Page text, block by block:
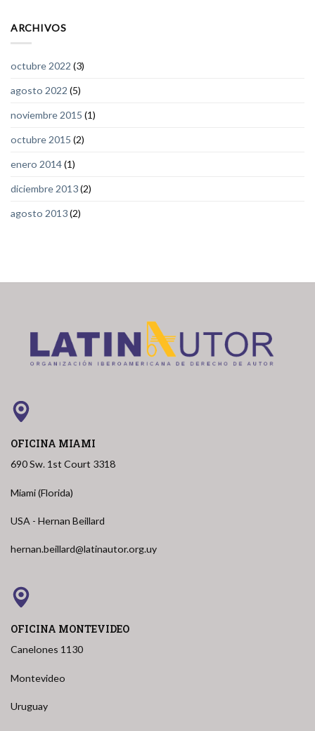
ARCHIVOS
octubre 2022 (3)
agosto 2022 (5)
noviembre 2015 (1)
octubre 2015 (2)
enero 2014(1)
diciembre 2013(2)
agosto 2013(2)
OFICINA MIAMI
690 Sw. 1st Court 3318
Miami (Florida)
USA - Hernan Beillard
hernan.beillard@latinautor.org.uy
OFICINA MONTEVIDEO
Canelones 1130
Montevideo
Uruguay